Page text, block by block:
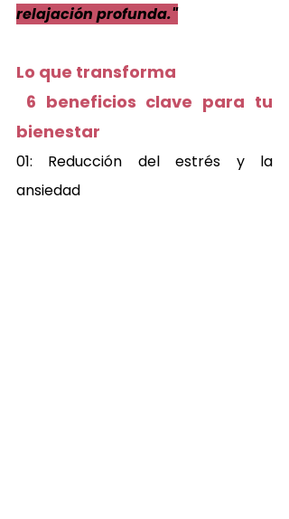
relajación profunda."
Lo que transforma
6 beneficios clave para tu
bienestar
01: Reducción del estrés y la
ansiedad